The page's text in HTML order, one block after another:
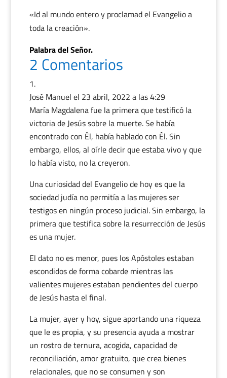
«Id al mundo entero y proclamad el Evangelio a
toda la creación».
Palabra del Señor.
2 Comentarios
José Manuel el 23 abril, 2022 a las 4:29
María Magdalena fue la primera que testificó la
victoria de Jesús sobre la muerte. Se había
encontrado con Él, había hablado con Él. Sin
embargo, ellos, al oírle decir que estaba vivo y que
lo había visto, no la creyeron.
Una curiosidad del Evangelio de hoy es que la
sociedad judía no permitía a las mujeres ser
testigos en ningún proceso judicial. Sin embargo, la
primera que testifica sobre la resurrección de Jesús
es una mujer.
El dato no es menor, pues los Apóstoles estaban
escondidos de forma cobarde mientras las
valientes mujeres estaban pendientes del cuerpo
de Jesús hasta el final.
La mujer, ayer y hoy, sigue aportando una riqueza
que le es propia, y su presencia ayuda a mostrar
un rostro de ternura, acogida, capacidad de
reconciliación, amor gratuito, que crea bienes
relacionales, que no se consumen y son